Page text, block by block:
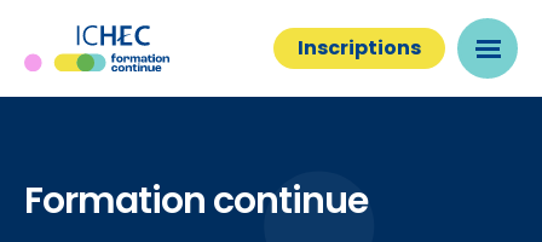
Inscriptions
Formation continue